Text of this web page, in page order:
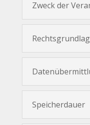
Zweck der
Speicherdauer